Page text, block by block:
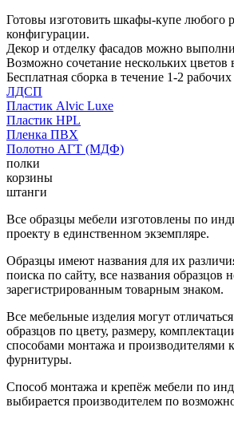
Готовы изготовить шкафы-купе любого
конфигурации.
Декор и отделку фасадов можно
Возможно сочетание нескольких цветов
Бесплатная сборка в течение 1-2
ЛДСП
Пластик Alvic Luxe
Пластик HPL
Пленка ПВХ
Полотно АГТ (МДФ)
полки
корзины
штанги
Все образцы мебели изготовлены по
проекту в единственном экземпляре.
Образцы имеют названия для их
поиска по сайту, все названия образцов
зарегистрированным товарным знаком.
Все мебельные изделия могут
образцов по цвету, размеру,
способами монтажа и производителями
фурнитуры.
Способ монтажа и крепёж мебели по
выбирается производителем по